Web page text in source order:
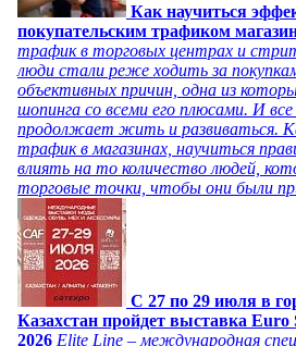
Как научиться
покупательским трафиком
трафик в торговых центрах и
люди стали реже ходить за
объективных причин, одна из
шопинга со всеми его плюсами. И
продолжает жить и развиваться.
трафик в магазинах, научиться
влиять на то количество людей,
торговые точки, чтобы они были
C 27 по 29 июля в
Казахстан пройдет выставка Euro
2026 Elite Line – международная